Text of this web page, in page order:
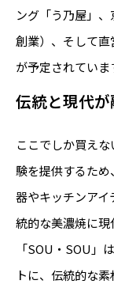
ング「う乃屋」
創業）、そして
が予定されていま
伝統と現代
ここでしか買え
験を提供するた
器やキッチンア
統的な美濃焼に現
「SOU・SOU」
トに、伝統的な